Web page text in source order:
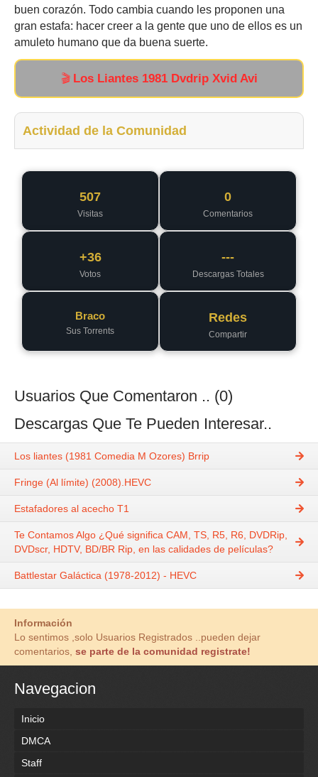
buen corazón. Todo cambia cuando les proponen una
gran estafa: hacer creer a la gente que uno de ellos es un
amuleto humano que da buena suerte.
🎬 Los Liantes 1981 Dvdrip Xvid Avi
Actividad de la Comunidad
507
Visitas
0
Comentarios
+36
Votos
---
Descargas Totales
Braco
Sus Torrents
Redes
Compartir
Usuarios Que Comentaron .. (0)
Descargas Que Te Pueden Interesar..
Los liantes (1981 Comedia M Ozores) Brrip
Fringe (Al límite) (2008).HEVC
Estafadores al acecho T1
Te Contamos Algo ¿Qué significa CAM, TS, R5, R6, DVDRip,
DVDscr, HDTV, BD/BR Rip, en las calidades de películas?
Battlestar Galáctica (1978-2012) - HEVC
Información
Lo sentimos ,solo Usuarios Registrados ..pueden dejar
comentarios, se parte de la comunidad registrate!
Navegacion
Inicio
DMCA
Staff